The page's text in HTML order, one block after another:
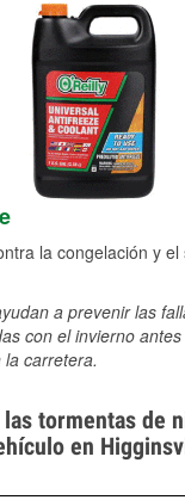
la congelación y
a prevenir las
con el invierno
carretera.
tormentas de
en